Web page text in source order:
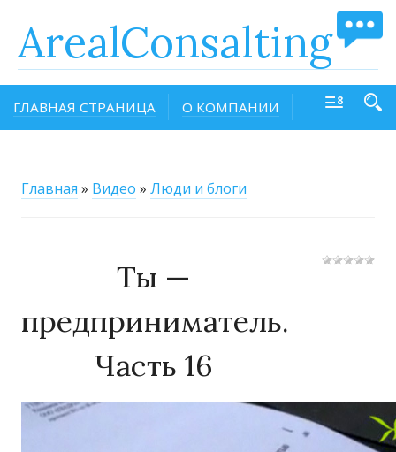
ArealConsalting
ГЛАВНАЯ СТРАНИЦА О КОМПАНИИ
Главная » Видео » Люди и блоги
Ты —
предприниматель.
Часть 16